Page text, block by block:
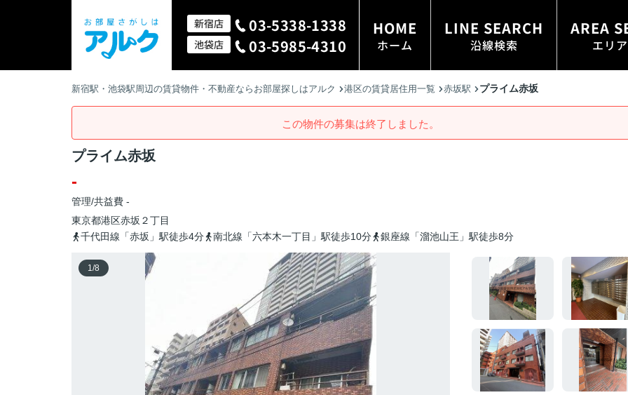
新宿店 03-5338-1338
池袋店 03-5985-4310
HOME
ホーム
LINE SEARCH
沿線検索
AREA
エリ
新宿駅・池袋駅周辺の賃貸物件・不動産ならお部屋探しはアルク 港区の賃貸居住用一覧 赤坂駅 プライム赤坂
この物件の募集は終了しました。
プライム赤坂
-
管理/共益費 -
東京都港区赤坂 ２丁目
千代田線「赤坂」駅徒歩4分
南北線「六本木一丁目」駅徒歩10分 銀座線「溜池山王」駅徒歩8分
1/8